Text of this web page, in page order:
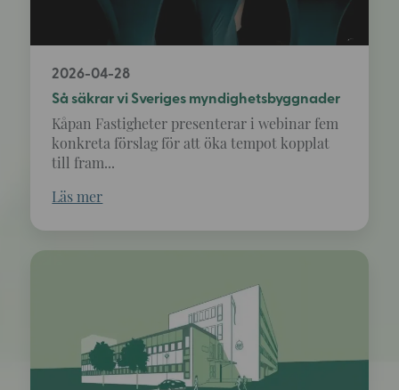
2026-04-28
Så säkrar vi Sveriges myndighetsbyggnader
Kåpan Fastigheter presenterar i webinar fem
konkreta förslag för att öka tempot kopplat
till fram...
Läs mer